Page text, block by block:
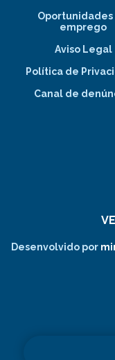
Oportunidades
emprego
Aviso Legal
Política de
Canal de
Desenvolvido por